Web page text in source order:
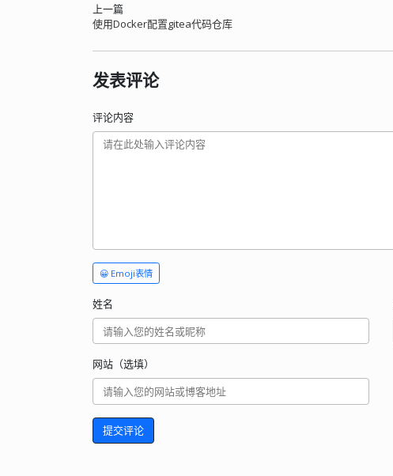
上一篇
使用Docker配置gitea代码仓库
发表评论
评论内容
😀 Emoji表情
姓名
网站（选填）
提交评论